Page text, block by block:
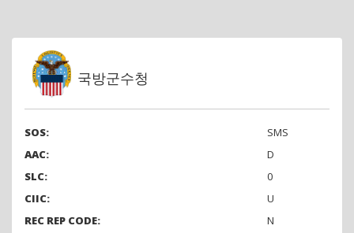
국방군수청
SOS:
SMS
AAC:
D
SLC:
0
CIIC:
U
REC REP CODE:
N